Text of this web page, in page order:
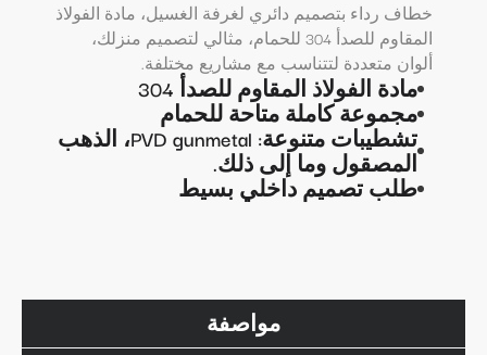
مواصفة
خطاف رداء بتصميم دائري لغرفة الغسيل، مادة الفولاذ
المقاوم للصدأ 304 للحمام، مثالي لتصميم منزلك،
ألوان متعددة لتتناسب مع مشاريع مختلفة.
مادة الفولاذ المقاوم للصدأ 304
مجموعة كاملة متاحة للحمام
تشطيبات متنوعة: PVD gunmetal، الذهب
المصقول وما إلى ذلك.
طلب تصميم داخلي بسيط